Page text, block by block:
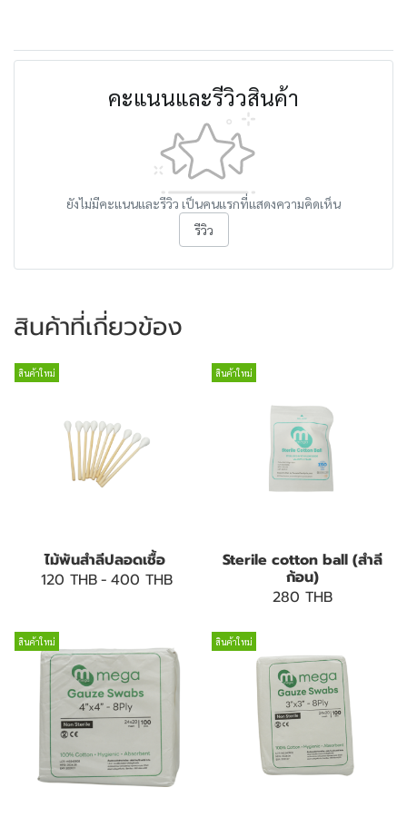
คะแนนและรีวิวสินค้า
ยังไม่มีคะแนนและรีวิว เป็นคนแรกที่แสดงความคิดเห็น
รีวิว
สินค้าที่เกี่ยวข้อง
สินค้าใหม่
ไม้พันสำลีปลอดเชื้อ
120 THB- 400 THB
สินค้าใหม่
Sterile cotton ball (สำลี
ก้อน)
280 THB
สินค้าใหม่ สินค้าใหม่